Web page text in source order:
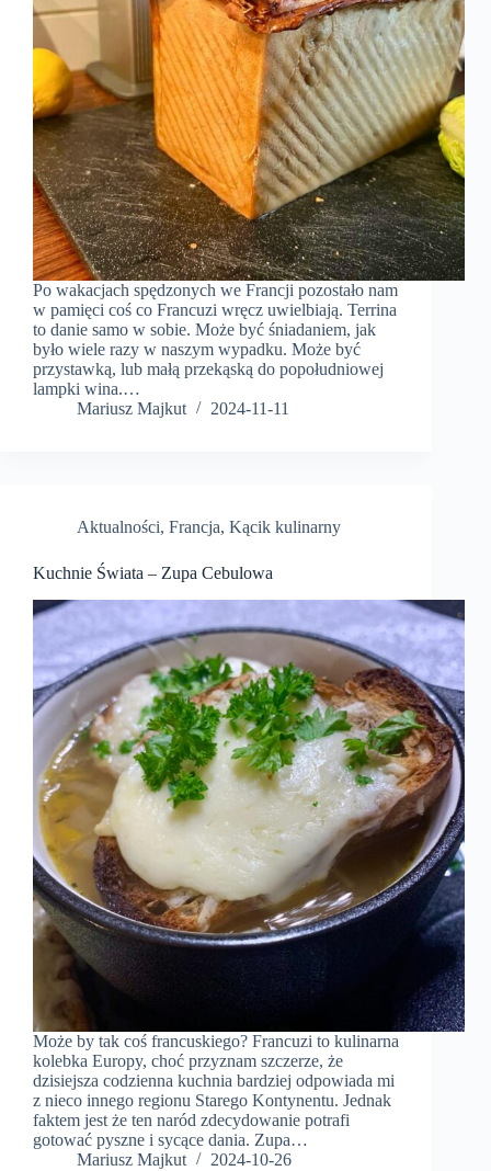
Po wakacjach spędzonych we Francji pozostało nam
w pamięci coś co Francuzi wręcz uwielbiają. Terrina
to danie samo w sobie. Może być śniadaniem, jak
było wiele razy w naszym wypadku. Może być
przystawką, lub małą przekąską do popołudniowej
lampki wina.…
Mariusz Majkut
2024-11-11
Aktualności, Francja, Kącik kulinarny
Kuchnie Świata – Zupa Cebulowa
Może by tak coś francuskiego? Francuzi to kulinarna
kolebka Europy, choć przyznam szczerze, że
dzisiejsza codzienna kuchnia bardziej odpowiada mi
z nieco innego regionu Starego Kontynentu. Jednak
faktem jest że ten naród zdecydowanie potrafi
gotować pyszne i sycące dania. Zupa…
Mariusz Majkut
2024-10-26